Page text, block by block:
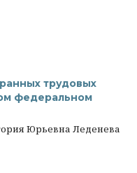
трудовых
федеральном
Юрьевна Леденева